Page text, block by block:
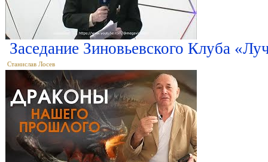
Заседание Зиновьевского Клуба
Станислав Лосев